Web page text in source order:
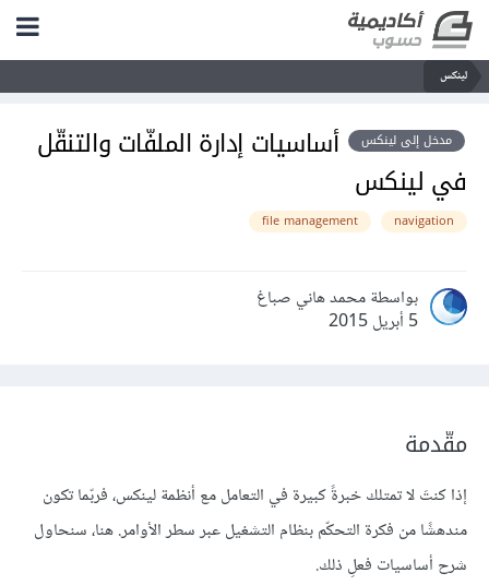
لينكس
مدخل إلى لينكس
أساسيات إدارة الملفّات والتنقّل
في لينكس
navigation
file management
بواسطة محمد هاني صباغ
5 أبريل 2015
مقّدمة
إذا كنتَ لا تمتلك خبرةً كبيرة في التعامل مع أنظمة لينكس، فربّما تكون
مندهشًا من فكرة التحكّم بنظام التشغيل عبر سطر الأوامر. هنا، سنحاول
شرح أساسيات فعلِ ذلك.